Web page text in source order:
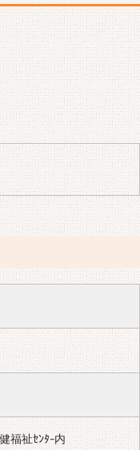
福祉ｾﾝﾀ-内